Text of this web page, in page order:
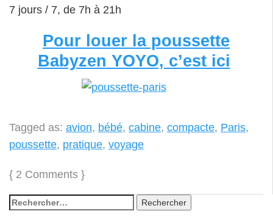
7 jours / 7, de 7h à 21h
Pour louer la poussette
Babyzen YOYO, c’est ici
Tagged as: avion, bébé, cabine, compacte, Paris,
poussette, pratique, voyage
{ 2 Comments }